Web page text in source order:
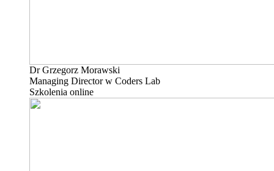
Dr Grzegorz Morawski
Managing Director w Coders Lab
Szkolenia online